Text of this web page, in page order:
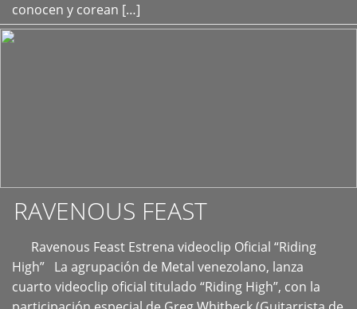
conocen y corean […]
RAVENOUS FEAST
Ravenous Feast Estrena videoclip Oficial “Riding
High” La agrupación de Metal venezolano, lanza
cuarto videoclip oficial titulado “Riding High”, con la